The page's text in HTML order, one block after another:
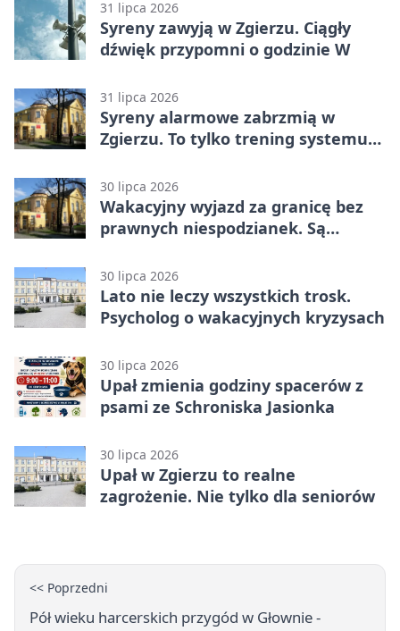
31 lipca 2026
Syreny zawyją w Zgierzu. Ciągły
dźwięk przypomni o godzinie W
31 lipca 2026
Syreny alarmowe zabrzmią w
Zgierzu. To tylko trening systemu
30 lipca 2026
Wakacyjny wyjazd za granicę bez
prawnych niespodzianek. Są
30 lipca 2026
Lato nie leczy wszystkich trosk.
Psycholog o wakacyjnych kryzysach
30 lipca 2026
Upał zmienia godziny spacerów z
psami ze Schroniska Jasionka
30 lipca 2026
Upał w Zgierzu to realne
zagrożenie. Nie tylko dla seniorów
<< Poprzedni
Pół wieku harcerskich przygód w Głownie -